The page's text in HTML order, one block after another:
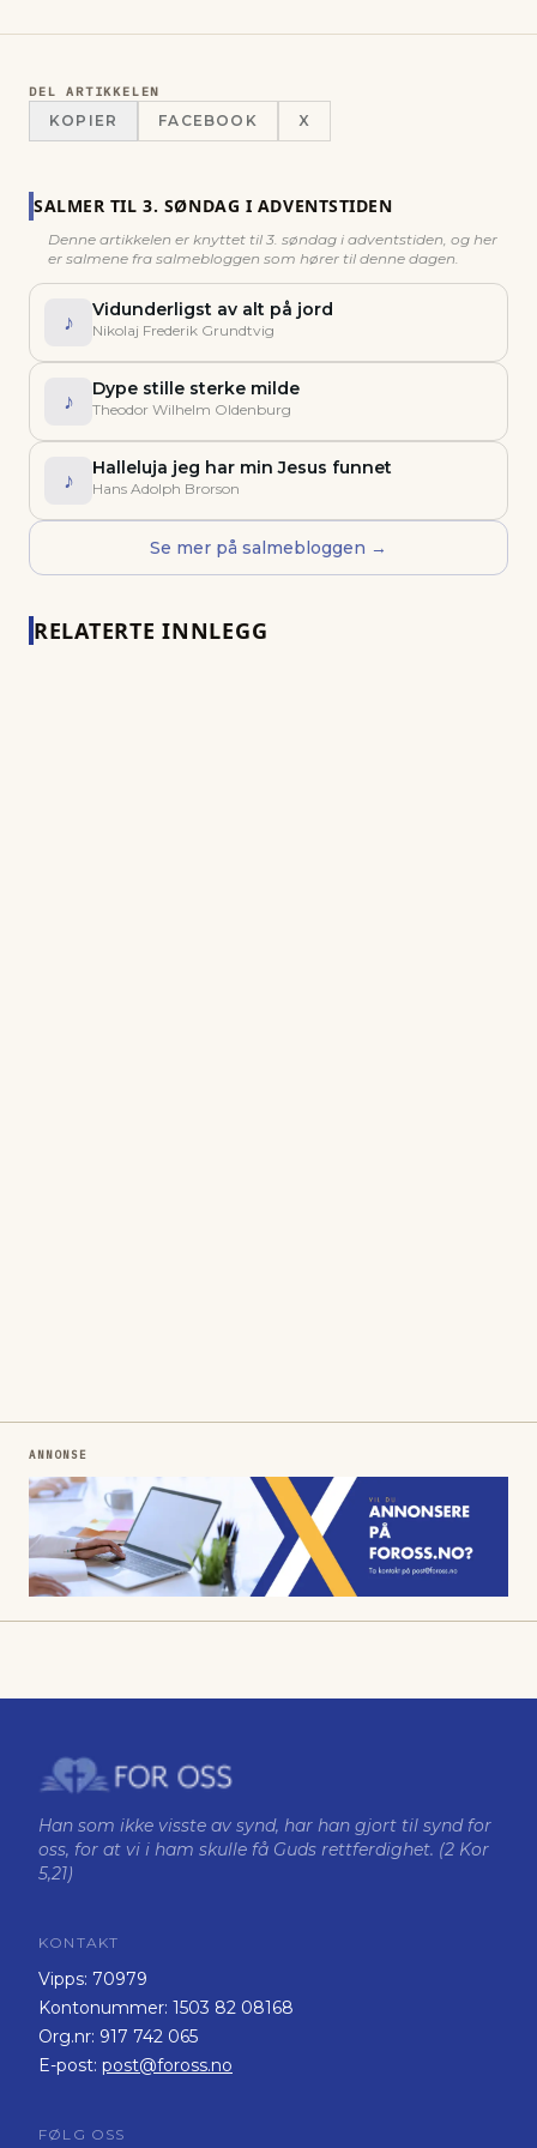
DEL ARTIKKELEN
KOPIER FACEBOOK X
SALMER TIL3. SØNDAG I ADVENTSTIDEN
Denne artikkelen er knyttet til 3. søndag i adventstiden , og her
er salmene fra salmebloggen som hører til denne dagen.
♪ Vidunderligst av alt på jord
Nikolaj Frederik Grundtvig
♪ Dype stille sterke milde
Theodor Wilhelm Oldenburg
♪ Halleluja jeg har min Jesus funnet
Hans Adolph Brorson
Se mer på salmebloggen →
RELATERTE INNLEGG
ANNONSE
Han som ikke visste av synd, har han gjort til synd for
oss, for at vi i ham skulle få Guds rettferdighet. (2 Kor
5,21)
KONTAKT
Vipps: 70979
Kontonummer: 1503 82 08168
Org.nr: 917 742 065
E-post: post@foross.no
FØLG OSS